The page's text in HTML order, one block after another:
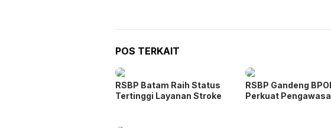
POS TERKAIT
RSBP Batam Raih Status
Tertinggi Layanan Stroke
RSBP Gandeng
Perkuat